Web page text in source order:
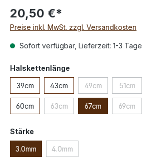
20,50 €*
Preise inkl. MwSt. zzgl. Versandkosten
Sofort verfügbar, Lieferzeit: 1-3 Tage
Halskettenlänge
39cm 43cm 49cm 51cm
60cm 63cm 67cm 69cm
Stärke
3.0mm 4.0mm